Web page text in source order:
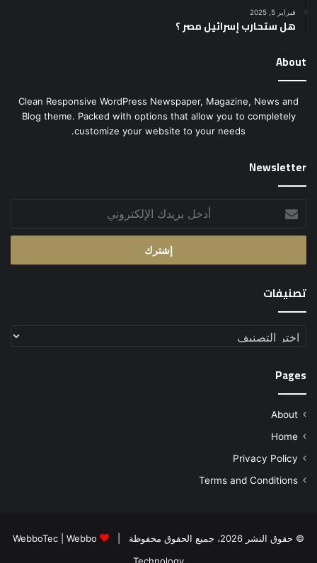
فبراير 5, 2025
هل ستحارب إسرائيل مصر ؟
About
Clean Responsive WordPress Newspaper, Magazine, News and
Blog theme. Packed with options that allow you to completely
customize your website to your needs.
Newsletter
أدخل
بريدك
الإلكتروني
تصنيفات
تصنيفات
Pages
About
Home
Privacy Policy
Terms and Conditions
© حقوق النشر 2026، جميع الحقوق محفوظة | WebboTec
Webbo